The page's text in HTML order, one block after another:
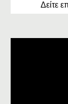
Δείτε